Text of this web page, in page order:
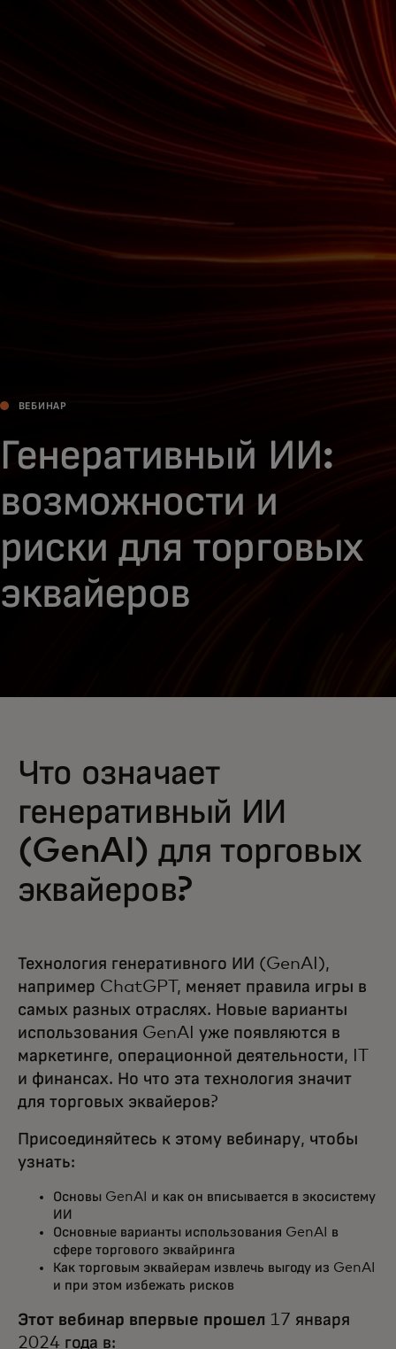
Для вас
Для всего мира
Для новаторов
Новости и тренды
ВЕБИНАР
Генеративный ИИ:
возможности и
риски для торговых
эквайеров
Что означает
генеративный ИИ
(GenAI) для торговых
эквайеров?
Технология генеративного ИИ (GenAI),
например ChatGPT, меняет правила игры в
самых разных отраслях. Новые варианты
использования GenAI уже появляются в
маркетинге, операционной деятельности, IT
и финансах. Но что эта технология значит
для торговых эквайеров?
Присоединяйтесь к этому вебинару, чтобы
узнать:
Основы GenAI и как он вписывается в экосистему
ИИ
Основные варианты использования GenAI в
сфере торгового эквайринга
Как торговым эквайерам извлечь выгоду из GenAI
и при этом избежать рисков
Этот вебинар впервые прошел 17 января
2024 года в: